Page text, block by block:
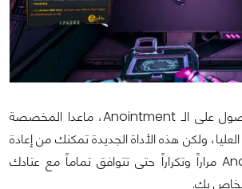
من الصعب عادة الحصول على الـ Anointment، ماعدا المخصصة
ولكن هذه الأداة الجديدة تمكنك من إعادة
تدوير أي Anointment مراراً وتكراراً حتى تتوافق تماماً مع عتادك
الخاص بك.